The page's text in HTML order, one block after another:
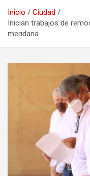
Inicio
Ciudad
Inician trabajos de
meridana